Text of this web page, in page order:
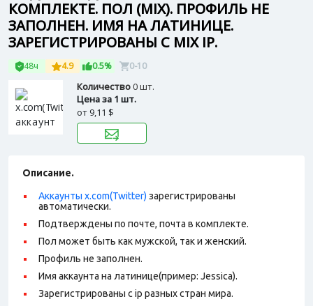
КОМПЛЕКТЕ. ПОЛ (MIX). ПРОФИЛЬ НЕ
ЗАПОЛНЕН. ИМЯ НА ЛАТИНИЦЕ.
ЗАРЕГИСТРИРОВАНЫ С MIX IP.
48ч 4.9 0.5% 0-10
Количество0 шт.
Цена за 1 шт.
от 9,11 $
Описание.
Аккаунты x.com(Twitter) зарегистрированы
автоматически.
Подтверждены по почте, почта в комплекте.
Пол может быть как мужской, так и женский.
Профиль не заполнен.
Имя аккаунта на латинице(пример: Jessica).
Зарегистрированы с ip разных стран мира.